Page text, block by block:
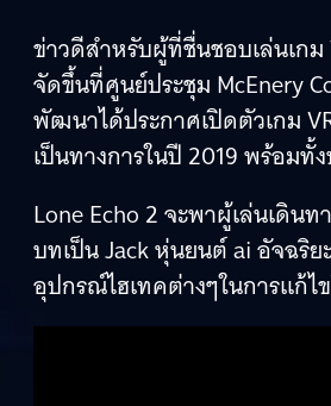
ข่าวดีสำหรับผู้ที่ชื่นชอบเล่นเกม
จัดขึ้นที่ศูนย์ประชุม McEnery
พัฒนาได้ประกาศเปิดตัวเกม
เป็นทางการในปี 2019 พร้อม
Lone Echo 2 จะพาผู้เล่นเดิน
บทเป็น Jack หุ่นยนต์ ai อัจฉริ
อุปกรณ์ไฮเทคต่างๆในการแก้